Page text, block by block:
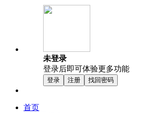
未登录
登录后即可体验更多功能
登录 注册 找回密码
首页